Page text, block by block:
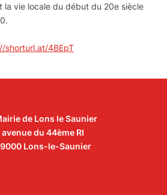
la vie locale du début du 20e siècle
shorturl.at/4BEpT
de Lons le Saunier
avenue du 44ème RI
Lons-le-Saunier